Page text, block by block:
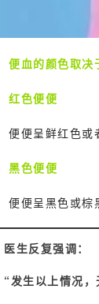
便血的颜色取决
红色便便
便便呈鲜红色或
黑色便便
便便呈黑色或棕
医生反复强调：
“发生以上情况